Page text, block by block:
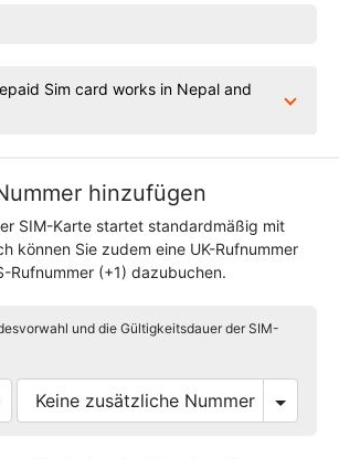
Sim card works in Nepal and
hinzufügen
SIM-Karte startet standardmäßig mit
können Sie zudem eine UK-Rufnummer
Rufnummer (+1) dazubuchen.
und die Gültigkeitsdauer der SIM-